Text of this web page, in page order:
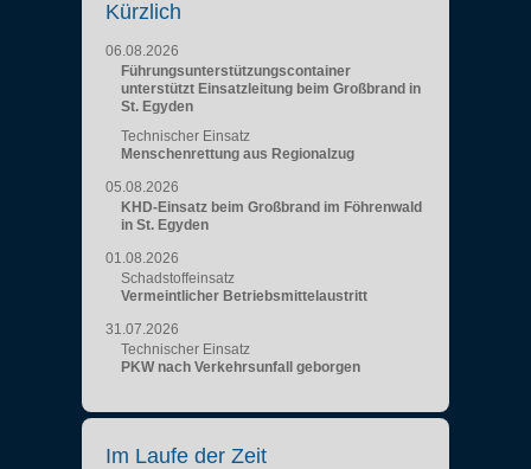
Kürzlich
06.08.2026
Führungsunterstützungscontainer
unterstützt Einsatzleitung beim Großbrand in
St. Egyden
Technischer Einsatz
Menschenrettung aus Regionalzug
05.08.2026
KHD-Einsatz beim Großbrand im Föhrenwald
in St. Egyden
01.08.2026
Schadstoffeinsatz
Vermeintlicher Betriebsmittelaustritt
31.07.2026
Technischer Einsatz
PKW nach Verkehrsunfall geborgen
Im Laufe der Zeit